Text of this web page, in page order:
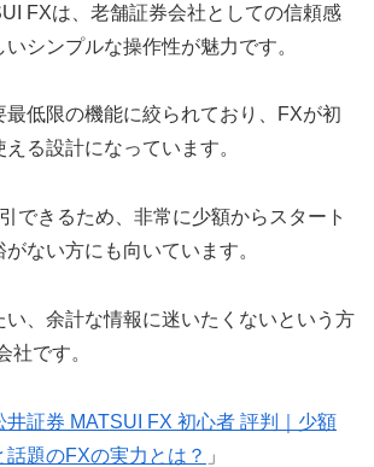
FXは、老舗証券会社としての信頼感
シンプルな操作性が魅力です。
最低限の機能に絞られており、FXが初
る設計になっています。
できるため、非常に少額からスタート
ない方にも向いています。
い、余計な情報に迷いたくないという方
社です。
井証券 MATSUI FX 初心者 評判｜少額
題のFXの実力とは？ 」